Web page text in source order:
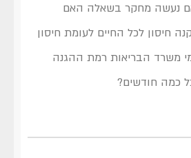
נעשה מחקר בשאלה האם
חיסון לכל החיים לעומת חיסון
משרד הבריאות רמת ההגנה
כמה חודשים?